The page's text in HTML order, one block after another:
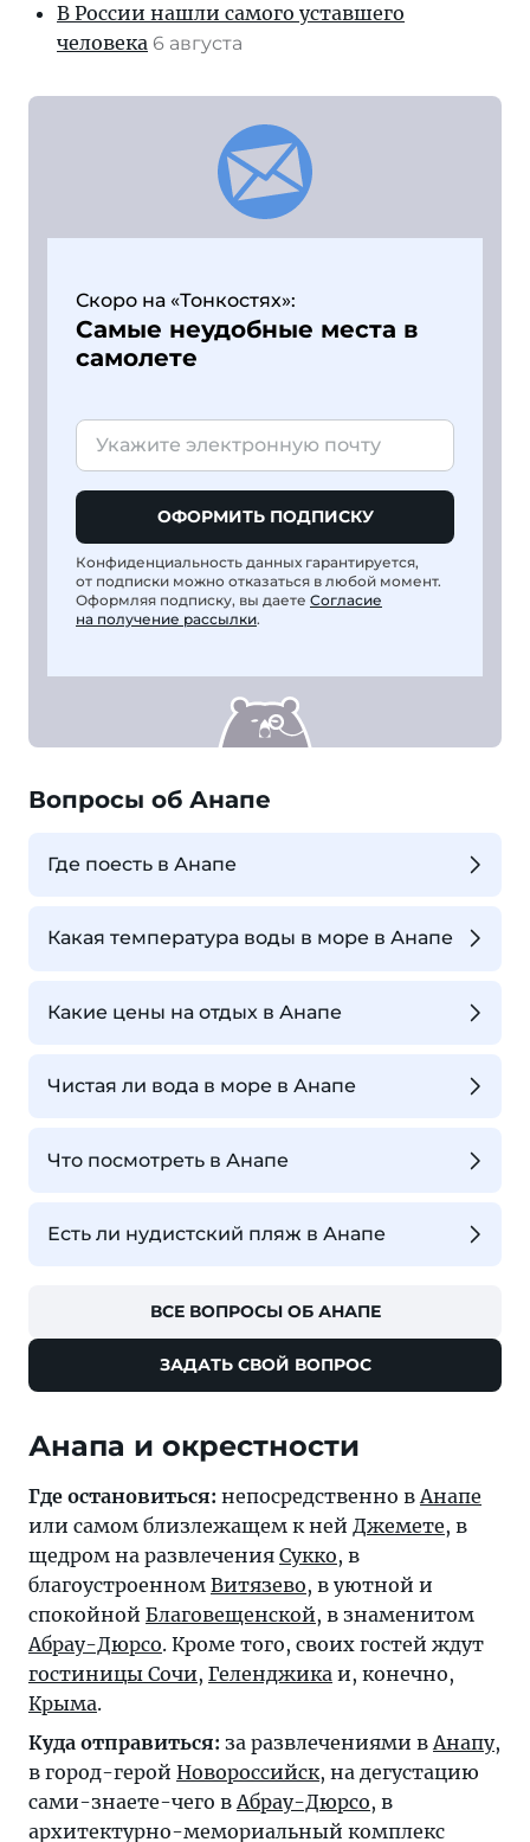
В России нашли самого уставшего
человека 6 августа
Скоро на «Тонкостях»:
Самые неудобные места в
самолете
ОФОРМИТЬ ПОДПИСКУ
Конфиденциальность данных гарантируется,
от подписки можно отказаться в любой момент.
Оформляя подписку, вы даете Согласие
на получение рассылки.
Вопросы об Анапе
Где поесть в Анапе
Какая температура воды в море в Анапе
Какие цены на отдых в Анапе
Чистая ли вода в море в Анапе
Что посмотреть в Анапе
Есть ли нудистский пляж в Анапе
ВСЕ ВОПРОСЫ ОБ АНАПЕ
ЗАДАТЬ СВОЙ ВОПРОС
Анапа и окрестности
Где остановиться: непосредственно вАнапе
или самом близлежащем к ней Джемете, в
щедром на развлечения Сукко, в
благоустроенном Витязево, в уютной и
спокойной Благовещенской, в знаменитом
Абрау-Дюрсо. Кроме того, своих гостей ждут
гостиницы Сочи, Геленджика и, конечно,
Крыма.
Куда отправиться: за развлечениями вАнапу,
в город-герой Новороссийск, на дегустацию
сами-знаете-чего вАбрау-Дюрсо, в
архитектурно-мемориальный комплекс